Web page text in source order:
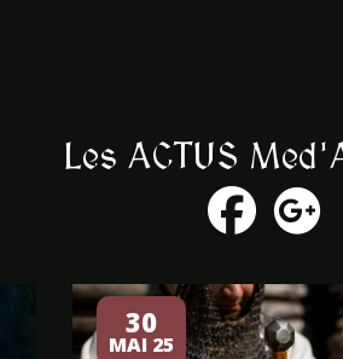
Les ACTUS
30
MAI 25